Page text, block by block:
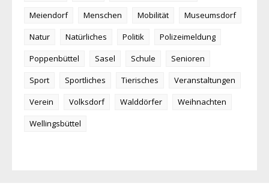
Meiendorf
Menschen Mobilität
Museumsdorf
Natur
Natürliches Politik
Polizeimeldung
Poppenbüttel
Sasel Schule
Senioren
Sport
Sportliches Tierisches
Veranstaltungen
Verein
Volksdorf Walddörfer
Weihnachten
Wellingsbüttel